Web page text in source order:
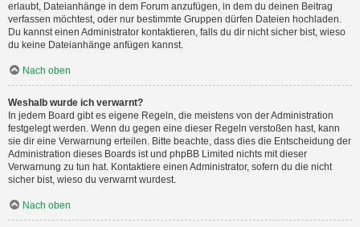
erlaubt, Dateianhänge in dem Forum anzufügen, in dem du deinen Beitrag
verfassen möchtest, oder nur bestimmte Gruppen dürfen Dateien hochladen.
Du kannst einen Administrator kontaktieren, falls du dir nicht sicher bist, wieso
du keine Dateianhänge anfügen kannst.
Nach oben
Weshalb wurde ich verwarnt?
In jedem Board gibt es eigene Regeln, die meistens von der Administration
festgelegt werden. Wenn du gegen eine dieser Regeln verstoßen hast, kann
sie dir eine Verwarnung erteilen. Bitte beachte, dass dies die Entscheidung der
Administration dieses Boards ist und phpBB Limited nichts mit dieser
Verwarnung zu tun hat. Kontaktiere einen Administrator, sofern du die nicht
sicher bist, wieso du verwarnt wurdest.
Nach oben